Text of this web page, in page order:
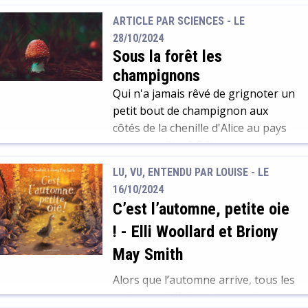
le moyen de partager de beaux
instants de vie. Son aîné lui fera
part de ses précieuses
connaissances en matière de
jardinage. Et ce n’est pas rien, cela
représente tout […]
ARTICLE PAR SCIENCES - LE
28/10/2024
Sous la forêt les
champignons
Qui n'a jamais rêvé de grignoter un
petit bout de champignon aux
côtés de la chenille d'Alice au pays
des merveilles ? Délicieux
et omelettes en tous genres, ou
poisons violents à l'origine de
terribles maux, les champignons
sont d'abord de fascinants êtres
vivants. Chatoyants, dotés de
couleurs vives, peu ragoûtants ou
carrément effrayants, ils alimentent
les imaginaires depuis bien des
LU, VU, ENTENDU PAR LOUISE - LE
16/10/2024
C’est l’automne, petite oie
! - Elli Woollard et Briony
May Smith
Alors que l’automne arrive, tous les
animaux s’affairent pour préparer